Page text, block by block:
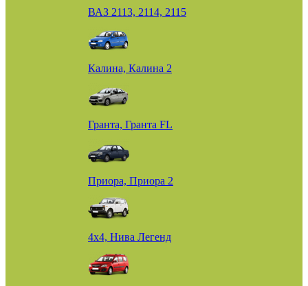
ВАЗ 2113, 2114, 2115
Калина, Калина 2
Гранта, Гранта FL
Приора, Приора 2
4х4, Нива Легенд